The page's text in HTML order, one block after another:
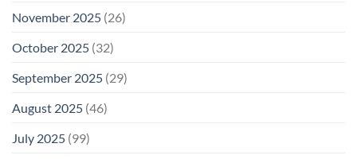
November 2025 (26)
October 2025 (32)
September 2025 (29)
August 2025 (46)
July 2025 (99)